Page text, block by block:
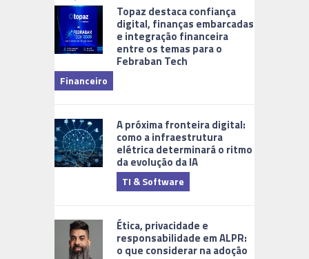
Topaz destaca confiança
digital, finanças embarcadas
e integração financeira
entre os temas para o
Febraban Tech
Financeiro
A próxima fronteira digital:
como a infraestrutura
elétrica determinará o ritmo
da evolução da IA
TI & Software
Ética, privacidade e
responsabilidade em ALPR:
o que considerar na adoção